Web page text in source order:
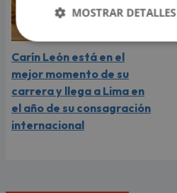
Carín León está en el
mejor momento de su
carrera y llega a Lima en
el año de su consagración
internacional
MOSTRAR DETALLES